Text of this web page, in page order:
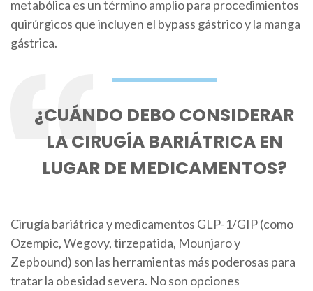
metabólica es un término amplio para procedimientos
quirúrgicos que incluyen el bypass gástricoy la manga
gástrica.
¿CUÁNDO DEBO CONSIDERAR
LA CIRUGÍA BARIÁTRICA EN
LUGAR DE MEDICAMENTOS?
Cirugía bariátricaymedicamentos GLP-1/GIP(como
Ozempic, Wegovy, tirzepatida, Mounjaro y
Zepbound) son las herramientas más poderosas para
tratar la obesidad severa. No son opciones